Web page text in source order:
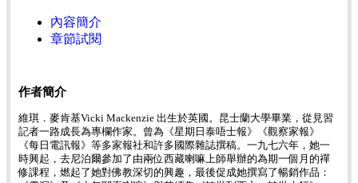
內容簡介
章節試閱
作者簡介
維琪．麥肯基Vicki Mackenzie 出生於英國。昆士蘭大學畢業，從見習
記者一路成長為專欄作家。曾為《星期日泰唔士報》《觀察家報》
《每日電訊報》等多家報社和許多國際雜誌撰稿。一九七六年，她一
時興起，去尼泊爾參加了由兩位西藏喇嘛上師舉辦的為期一個月的禪
修課程，燃起了她對佛教深切的興趣，最後促成她撰寫了暢銷作品：